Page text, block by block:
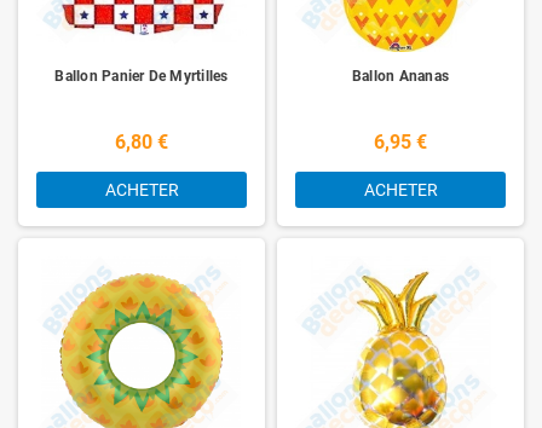
Ballon Panier De Myrtilles
6,80 €
ACHETER
Ballon Ananas
6,95 €
ACHETER